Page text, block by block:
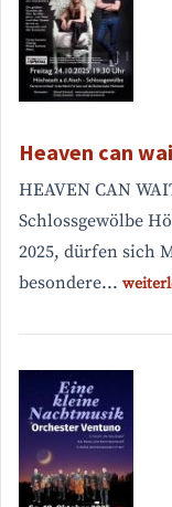
Heaven can
HEAVEN CAN
Schlossgewölbe
2025, dürfen sich
besondere...